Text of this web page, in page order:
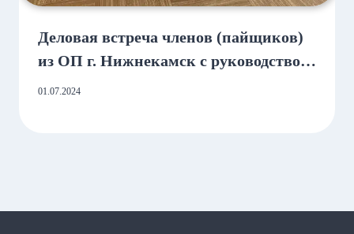
Деловая встреча членов (пайщиков)
из ОП г. Нижнекамск с руководством
Кооператива в г. Казань.
01.07.2024